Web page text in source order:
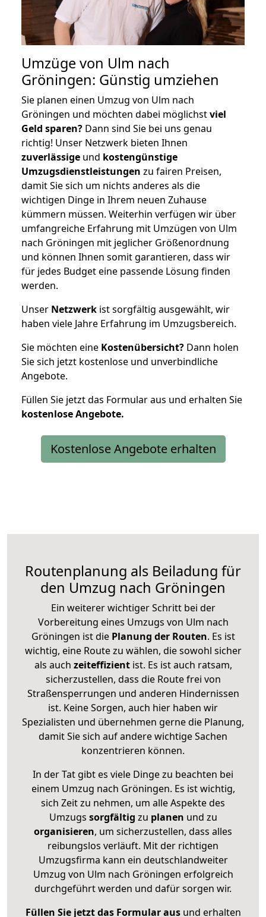
Umzüge von Ulm nach
Gröningen: Günstig umziehen
Sie planen einen Umzug von Ulm nach
Gröningen und möchten dabei möglichstviel
Geld sparen? Dann sind Sie bei uns genau
richtig! Unser Netzwerk bieten Ihnen
zuverlässige und kostengünstige
Umzugsdienstleistungen zu fairen Preisen,
damit Sie sich um nichts anderes als die
wichtigen Dinge in Ihrem neuen Zuhause
kümmern müssen. Weiterhin verfügen wir über
umfangreiche Erfahrung mit Umzügen von Ulm
nach Gröningen mit jeglicher Größenordnung
und können Ihnen somit garantieren, dass wir
für jedes Budget eine passende Lösung finden
werden.
Unser Netzwerk ist sorgfältig ausgewählt, wir
haben viele Jahre Erfahrung im Umzugsbereich.
Sie möchten eine Kostenübersicht? Dann holen
Sie sich jetzt kostenlose und unverbindliche
Angebote.
Füllen Sie jetzt das Formular aus und erhalten Sie
kostenloseAngebote.
Kostenlose Angebote erhalten
Routenplanung als Beiladung für
den Umzug nach Gröningen
Ein weiterer wichtiger Schritt bei der
Vorbereitung eines Umzugs von Ulm nach
Gröningen ist diePlanung der Routen. Es ist
wichtig, eine Route zu wählen, die sowohl sicher
als auch zeiteffizientist. Es ist auch ratsam,
sicherzustellen, dass die Route frei von
Straßensperrungen und anderen Hindernissen
ist. Keine Sorgen, auch hier haben wir
Spezialisten und übernehmen gerne die Planung,
damit Sie sich auf andere wichtige Sachen
konzentrieren können.
In der Tat gibt es viele Dinge zu beachten bei
einem Umzug nach Gröningen. Es ist wichtig,
sich Zeit zu nehmen, um alle Aspekte des
Umzugs sorgfältig zu planen und zu
organisieren, um sicherzustellen, dass alles
reibungslos verläuft. Mit der richtigen
Umzugsfirma kann ein deutschlandweiter
Umzug von Ulm nach Gröningen erfolgreich
durchgeführt werden und dafür sorgen wir.
Füllen Sie jetzt das Formular ausund erhalten